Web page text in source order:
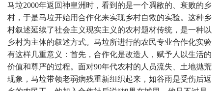
马垃2000年返回神皇洲时，看到的是一个凋敝的、衰败的乡
村，于是马垃开始用合作化来实现乡村自救的实验。这种乡
村叙述延续了社会主义现实主义的农村题材传统，是一种以
乡村为主体的叙述方式。马垃所进行的农民专业合作化实验
有这样几重意义：首先，合作化是改造人，赋予人以生活的
价值和尊严的过程。面对90年代农村的人员流失、土地抛荒
现象，马垃带领老弱病残重新组织起来，如谷雨是受伤后返